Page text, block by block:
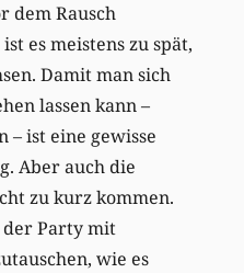
dem Rausch
es meistens zu spät,
Damit man sich
lassen kann –
ist eine gewisse
Aber auch die
zu kurz kommen.
der Party mit
wie es